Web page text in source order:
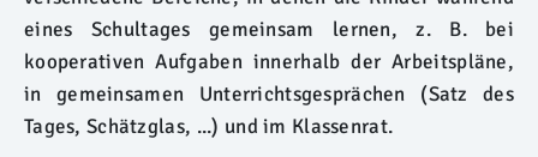
eines Schultages gemeinsam lernen, z. B. bei
kooperativen Aufgaben innerhalb der Arbeitspläne,
in gemeinsamen Unterrichtsgesprächen (Satz des
Tages, Schätzglas, ...) und im Klassenrat.